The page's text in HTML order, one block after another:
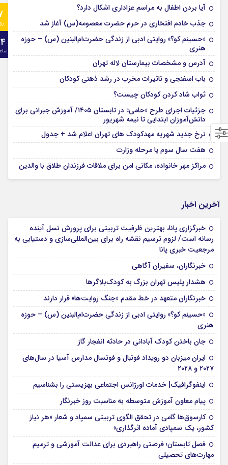
آیا بردن اطفال به مراسم عزادارى اشکال دارد؟
جذب خادم افتخاری در حرم حضرت معصومه(س) آغاز شد
«حسینم کو؟» روایتی ادبی از زندگی حضرت‌ام‌البنین (س) – حوزه
هنری
آدرس و مشخصات بیمارستان لاله تهران
باب اسفنجی و تاثیرات مخرب در رشد ذهنی کودکان
ثواب شاد کردن کودکان چیست؟
جزئیات اجرای طرح «حامی» در تابستان ۱۴۰۵/ آموزش جبرانی برای
دانش‌آموزان ابتدایی تا نیمه شهریور
نرخ جدید شهریه مهدکودک های تهران اعلام شد + جدول
هفت سال سوم یا مرحله وزارت
مراکز مهر خانواده، مکانی امن برای ملاقات فرزندان طلاق با والدین
آخرین اخبار
خبرگزاری پانا، بهترین ظرفیت تربیتی برای پرورش نسل آینده
رسانه است/ لزوم ترسیم نقشه راه برای بین‌المللی‌سازی و دستیابی به
مرجعیت خبری پانا
خبرنگاران، سفیران آگاهی
هشدار پلیس تهران بزرگ به کودک‌بلاگرها
خبرنگاران متعهد در خط مقدم «جنگ روایت‌ها» قرار دارند
«حسینم کو؟» روایتی ادبی از زندگی حضرت‌ام‌البنین (س) – حوزه
هنری
جان باختن کودک آبادانی در حادثه انفجار گاز
ایران میزبان دو رویداد فوتبال و فوتسال مدارس آسیا در سال‌های
۲۰۲۷ و ۲۰۲۸
اینفوگرافیک| خدمات اورژانس اجتماعی بهزیستی را بشناسیم
پیام معاون آموزش متوسطه به مناسبت روز خبرنگار
کارسوق‌ها گامی در تحقق الگوی تربیتی سمپاد و شعار «هر نیاز
کشور، یک سمپادی آماده اثرگذاری»
فصل تابستان؛ فرصتی راهبردی برای عدالت آموزشی و ترمیم
مهارت‌های تحصیلی